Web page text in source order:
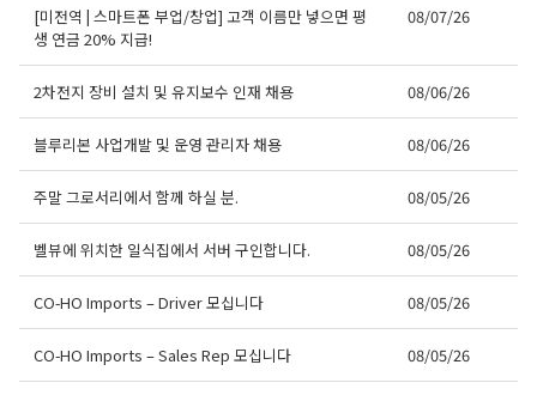
[미전역 | 스마트폰 부업/창업] 고객 이름만 넣으면 평
생 연금 20% 지급!
08/07/26
2차전지 장비 설치 및 유지보수 인재 채용 08/06/26
블루리본 사업개발 및 운영 관리자 채용 08/06/26
주말 그로서리에서 함께 하실 분. 08/05/26
벨뷰에 위치한 일식집에서 서버 구인합니다. 08/05/26
CO-HO Imports – Driver 모십니다 08/05/26
CO-HO Imports – Sales Rep 모십니다 08/05/26